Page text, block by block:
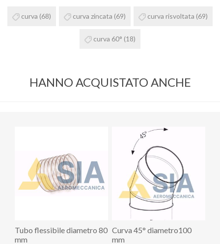
curva (68) curva zincata (69) curva risvoltata (69)
curva 60° (18)
HANNO ACQUISTATO ANCHE
Tubo flessibile diametro 80
mm
Curva 45° diametro100
mm